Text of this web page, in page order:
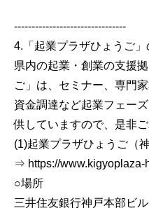
--------------------------------
4.「起業プラザひょうご」
県内の起業・創業の支援
ご」は、セミナー、専門
資金調達など起業フェー
供していますので、是非ご
(1)起業プラザひょうご（神
⇒ https://www.kigyoplaza-
○場所
三井住友銀行神戸本部ビ